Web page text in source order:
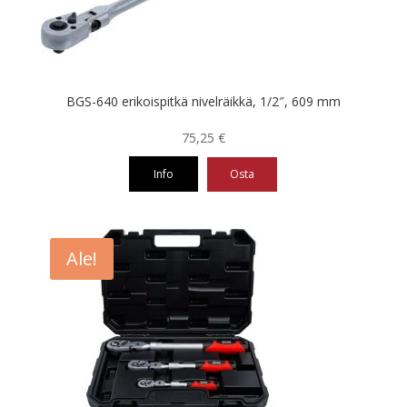
BGS-640 erikoispitkä nivelräikkä, 1/2″, 609 mm
75,25 €
Info Osta
Ale!